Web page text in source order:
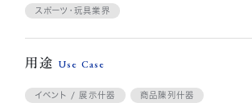
スポーツ・玩具業界
用途 Use Case
イベント / 展示什器 商品陳列什器